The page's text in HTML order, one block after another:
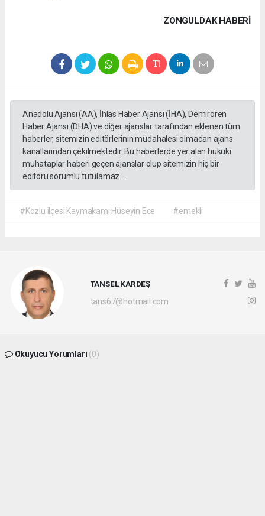
ZONGULDAK HABERİ
Anadolu Ajansı (AA), İhlas Haber Ajansı (İHA), Demirören
Haber Ajansı (DHA) ve diğer ajanslar tarafından eklenen tüm
haberler, sitemizin editörlerinin müdahalesi olmadan ajans
kanallarından çekilmektedir. Bu haberlerde yer alan hukuki
muhataplar haberi geçen ajanslar olup sitemizin hiç bir
editörü sorumlu tutulamaz...
#Kozlu ilçesi Kaymakamı Hüseyin Ece #emekli
TANSEL KARDEŞ
tans67@hotmail.com
Okuyucu Yorumları (0)